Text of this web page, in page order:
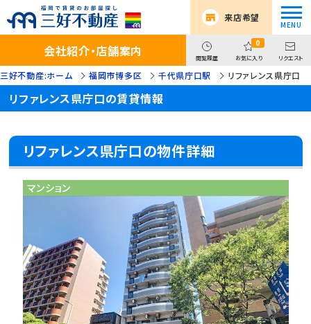
来店希望
会社紹介・店舗案内 閲覧履歴
0
お気に入り リクエスト
三好不動産:ホーム 福岡市博多区 千代県庁口駅 リファレンス県庁口
リファレンス県庁口の賃貸情報
リファレンス県庁口の物件詳細
マンション